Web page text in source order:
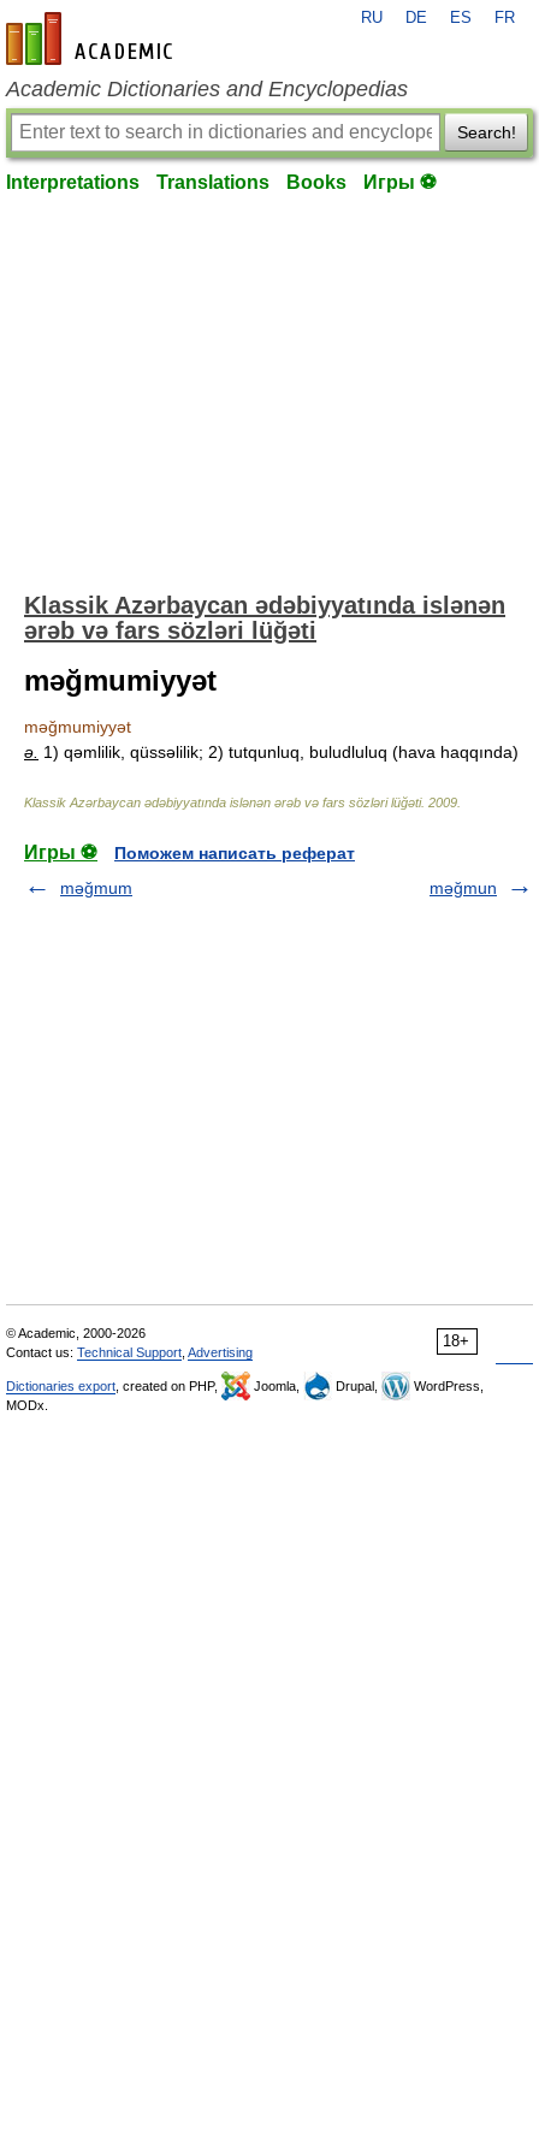
en-academic.com
RU DE ES FR
Academic Dictionaries and Encyclopedias
Search!
Interpretations Translations Books Игры ⚽
Klassik Azərbaycan ədəbiyyatında islənən
ərəb və fars sözləri lüğəti
məğmumiyyət
məğmumiyyət
ə. 1) qəmlilik, qüssəlilik; 2) tutqunluq, buludluluq (hava haqqında)
Klassik Azərbaycan ədəbiyyatında islənən ərəb və fars sözləri lüğəti. 2009
Игры ⚽
Поможем написать реферат
məğmum
məğmun
18+
© Academic, 2000-2026
Contact us: Technical Support Advertising
Dictionaries export , created on PHP, Joomla, Drupal,
WordPress,
MODx.